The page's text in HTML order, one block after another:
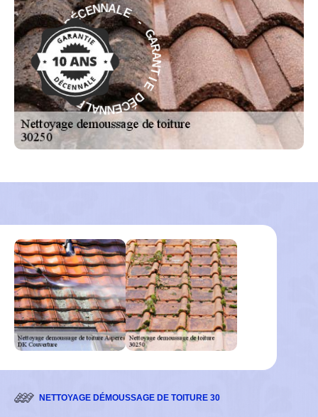
G
A
R
A
N
T
I
E
D
É
C
E
NNALE - GA
R
A
N
T
I
E
D
É
C
E
N
N
A
L
E
-
NETTOYAGE DÉMOUSSAGE DE TOITURE 30